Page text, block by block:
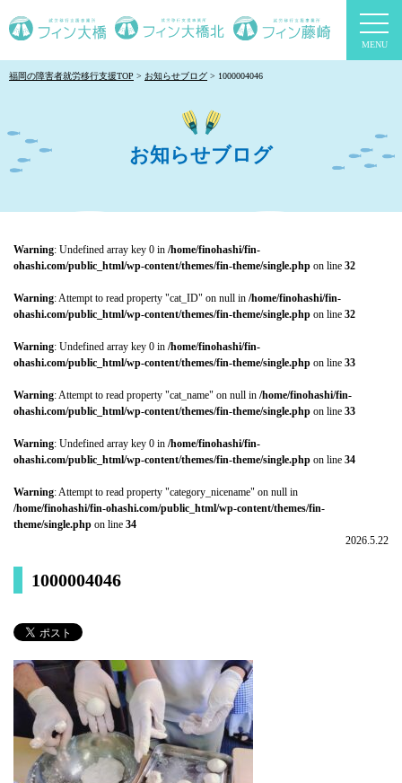
福岡の障害者就労移行支援TOP お知らせブログ 1000004046
お知らせブログ
Warning: Undefined array key 0 in /home/finohashi/fin-
ohashi.com/public_html/wp-content/themes/fin-theme/single.php on line 32
Warning: Attempt to read property "cat_ID" on null in /home/finohashi/fin-
ohashi.com/public_html/wp-content/themes/fin-theme/single.php on line 32
Warning: Undefined array key 0 in /home/finohashi/fin-
ohashi.com/public_html/wp-content/themes/fin-theme/single.php on line 33
Warning: Attempt to read property "cat_name" on null in /home/finohashi/fin-
ohashi.com/public_html/wp-content/themes/fin-theme/single.php on line 33
Warning: Undefined array key 0 in /home/finohashi/fin-
ohashi.com/public_html/wp-content/themes/fin-theme/single.php on line 34
Warning: Attempt to read property "category_nicename" on null in
/home/finohashi/fin-ohashi.com/public_html/wp-content/themes/fin-
theme/single.php on line 34
2026.5.22
1000004046